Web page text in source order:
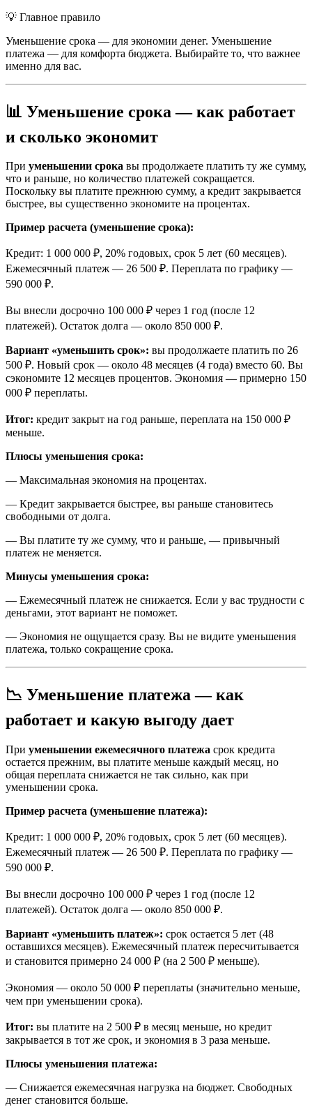
💡 Главное правило
Уменьшение срока — для экономии денег. Уменьшение
платежа — для комфорта бюджета. Выбирайте то, что важнее
именно для вас.
📊 Уменьшение срока — как работает
и сколько экономит
При уменьшении срока вы продолжаете платить ту же сумму,
что и раньше, но количество платежей сокращается.
Поскольку вы платите прежнюю сумму, а кредит закрывается
быстрее, вы существенно экономите на процентах.
Пример расчета (уменьшение срока):
Кредит: 1 000 000 ₽, 20% годовых, срок 5 лет (60 месяцев).
Ежемесячный платеж — 26 500 ₽. Переплата по графику —
590 000 ₽.
Вы внесли досрочно 100 000 ₽ через 1 год (после 12
платежей). Остаток долга — около 850 000 ₽.
Вариант «уменьшить срок»: вы продолжаете платить по 26
500 ₽. Новый срок — около 48 месяцев (4 года) вместо 60. Вы
сэкономите 12 месяцев процентов. Экономия — примерно 150
000 ₽ переплаты.
Итог: кредит закрыт на год раньше, переплата на 150 000 ₽
меньше.
Плюсы уменьшения срока:
— Максимальная экономия на процентах.
— Кредит закрывается быстрее, вы раньше становитесь
свободными от долга.
— Вы платите ту же сумму, что и раньше, — привычный
платеж не меняется.
Минусы уменьшения срока:
— Ежемесячный платеж не снижается. Если у вас трудности с
деньгами, этот вариант не поможет.
— Экономия не ощущается сразу. Вы не видите уменьшения
платежа, только сокращение срока.
📉 Уменьшение платежа — как
работает и какую выгоду дает
При уменьшении ежемесячного платежа срок кредита
остается прежним, вы платите меньше каждый месяц, но
общая переплата снижается не так сильно, как при
уменьшении срока.
Пример расчета (уменьшение платежа):
Кредит: 1 000 000 ₽, 20% годовых, срок 5 лет (60 месяцев).
Ежемесячный платеж — 26 500 ₽. Переплата по графику —
590 000 ₽.
Вы внесли досрочно 100 000 ₽ через 1 год (после 12
платежей). Остаток долга — около 850 000 ₽.
Вариант «уменьшить платеж»: срок остается 5 лет (48
оставшихся месяцев). Ежемесячный платеж пересчитывается
и становится примерно 24 000 ₽ (на 2 500 ₽ меньше).
Экономия — около 50 000 ₽ переплаты (значительно меньше,
чем при уменьшении срока).
Итог: вы платите на 2 500 ₽ в месяц меньше, но кредит
закрывается в тот же срок, и экономия в 3 раза меньше.
Плюсы уменьшения платежа:
— Снижается ежемесячная нагрузка на бюджет. Свободных
денег становится больше.